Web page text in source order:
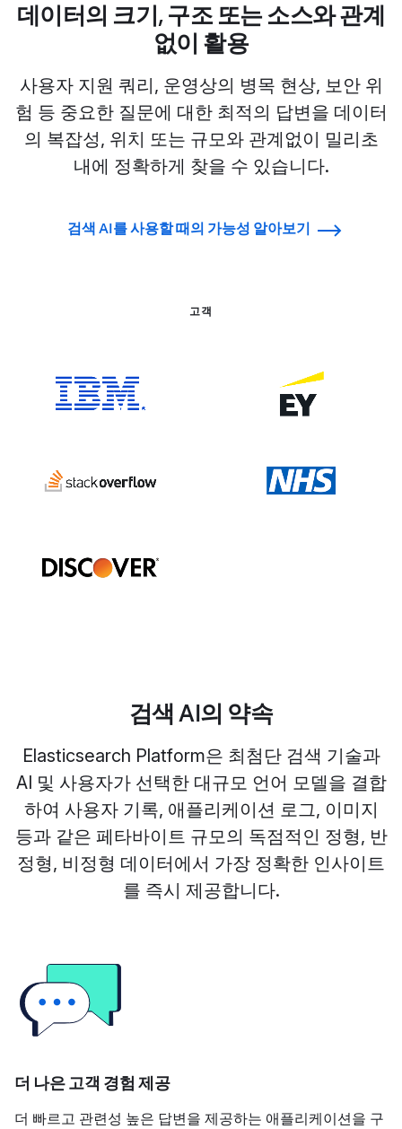
데이터의 크기, 구조 또는 소스와 관계
없이 활용
사용자 지원 쿼리, 운영상의 병목 현상, 보안 위
험 등 중요한 질문에 대한 최적의 답변을 데이터
의 복잡성, 위치 또는 규모와 관계없이 밀리초
내에 정확하게 찾을 수 있습니다.
검색 AI를 사용할 때의 가능성 알아보기
고객
검색 AI의 약속
Elasticsearch Platform은 최첨단 검색 기술과
AI 및 사용자가 선택한 대규모 언어 모델을 결합
하여 사용자 기록, 애플리케이션 로그, 이미지
등과 같은 페타바이트 규모의 독점적인 정형, 반
정형, 비정형 데이터에서 가장 정확한 인사이트
를 즉시 제공합니다.
더 나은 고객 경험 제공
더 빠르고 관련성 높은 답변을 제공하는 애플리케이션을 구